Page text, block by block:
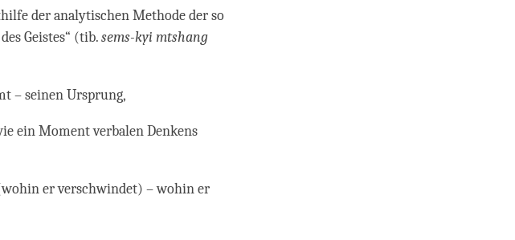
der analytischen Methode der so
Geistes“ (tib.sems-kyi mtshang
– seinen Ursprung,
ein Moment verbalen Denkens
er verschwindet) – wohin er